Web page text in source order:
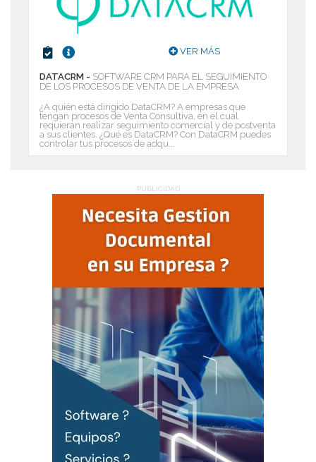
VER MÁS
DATACRM - SOFTWARE CRM PARA EL SEGUIMIENTO
DE LOS PROCESOS DE VENTA DE LA EMPRESA
¿A quién está dirigido DataCRM? A empresas que
tengan procesos de Venta Consultiva, en el cual
requieran realizar seguimiento comercial y de postventa
a sus clientes. ¿Qué es DataCRM? Con DataCRM puedes
controlar tus procesos de adqu...
PUBLICIDAD